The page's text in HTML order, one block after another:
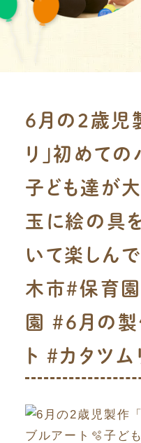
6月の2歳児
リ」初めて
子ども達が
玉に絵の具
いて楽しん
木市#保育
園 #6月の
ト #カタツ